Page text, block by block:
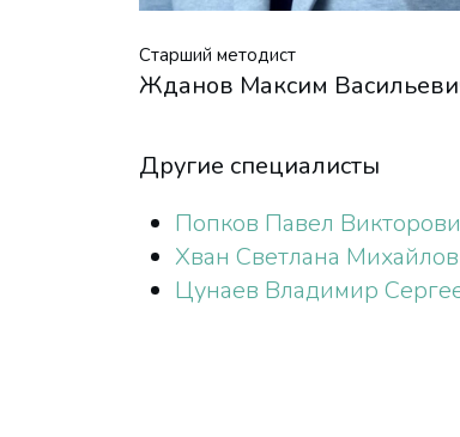
Старший методист
Жданов Максим
Другие специалисты
Попков Павел
Хван Светлана
Цунаев Владимир